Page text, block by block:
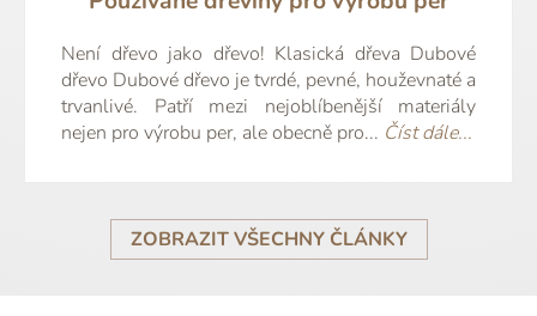
Není dřevo jako dřevo! Klasická dřeva Dubové
dřevo Dubové dřevo je tvrdé, pevné, houževnaté a
trvanlivé. Patří mezi nejoblíbenější materiály
nejen pro výrobu per, ale obecně pro... Číst dále...
ZOBRAZIT VŠECHNY ČLÁNKY